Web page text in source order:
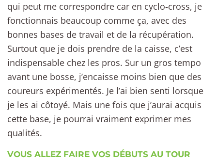
qui peut me correspondre car en cyclo-cross, je
fonctionnais beaucoup comme ça, avec des
bonnes bases de travail et de la récupération.
Surtout que je dois prendre de la caisse, c’est
indispensable chez les pros. Sur un gros tempo
avant une bosse, j’encaisse moins bien que des
coureurs expérimentés. Je l’ai bien senti lorsque
je les ai côtoyé. Mais une fois que j’aurai acquis
cette base, je pourrai vraiment exprimer mes
qualités.
VOUS ALLEZ FAIRE VOS DÉBUTS AU TOUR